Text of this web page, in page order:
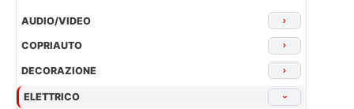
AUDIO/VIDEO ›
COPRIAUTO ›
DECORAZIONE ›
ELETTRICO ›